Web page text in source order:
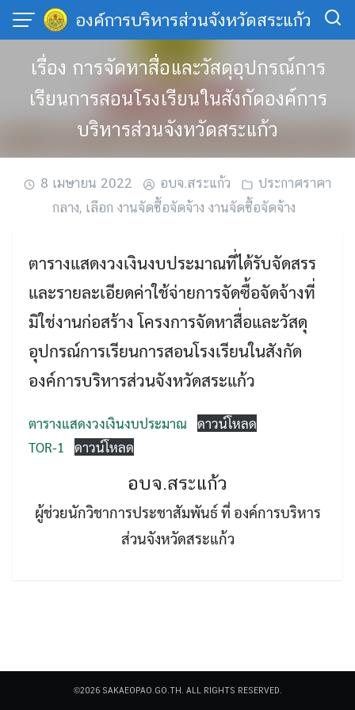
Skip
องค์การบริหารส่วนจังหวัดสระแก้ว
Search
เรื่อง การจัดหาสื่อและวัสดุอุปกรณ์การ
เรียนการสอนโรงเรียนในสังกัดองค์การ
บริหารส่วนจังหวัดสระแก้ว
8 เมษายน 2022 อบจ.สระแก้ว
ประกาศราคา
กลาง, เลือก งานจัดซื้อจัดจ้าง งานจัดซื้อจัดจ้าง
ตารางแสดงวงเงินงบประมาณที่ได้รับจัดสรร
และรายละเอียดค่าใช้จ่ายการจัดซื้อจัดจ้างที่
มิใช่งานก่อสร้าง โครงการจัดหาสื่อและวัสดุ
อุปกรณ์การเรียนการสอนโรงเรียนในสังกัด
องค์การบริหารส่วนจังหวัดสระแก้ว
ตารางแสดงวงเงินงบประมาณ ดาวน์โหลด
TOR-1
ดาวน์โหลด
อบจ.สระแก้ว
ผู้ช่วยนักวิชาการประชาสัมพันธ์ ที่ องค์การบริหาร
ส่วนจังหวัดสระแก้ว
©2026 SAKAEOPAO.GO.TH. ALL RIGHTS RESERVED.